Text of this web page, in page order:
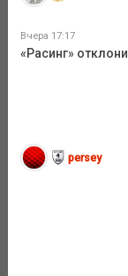
Вчера 17:17
«Расинг»
persey